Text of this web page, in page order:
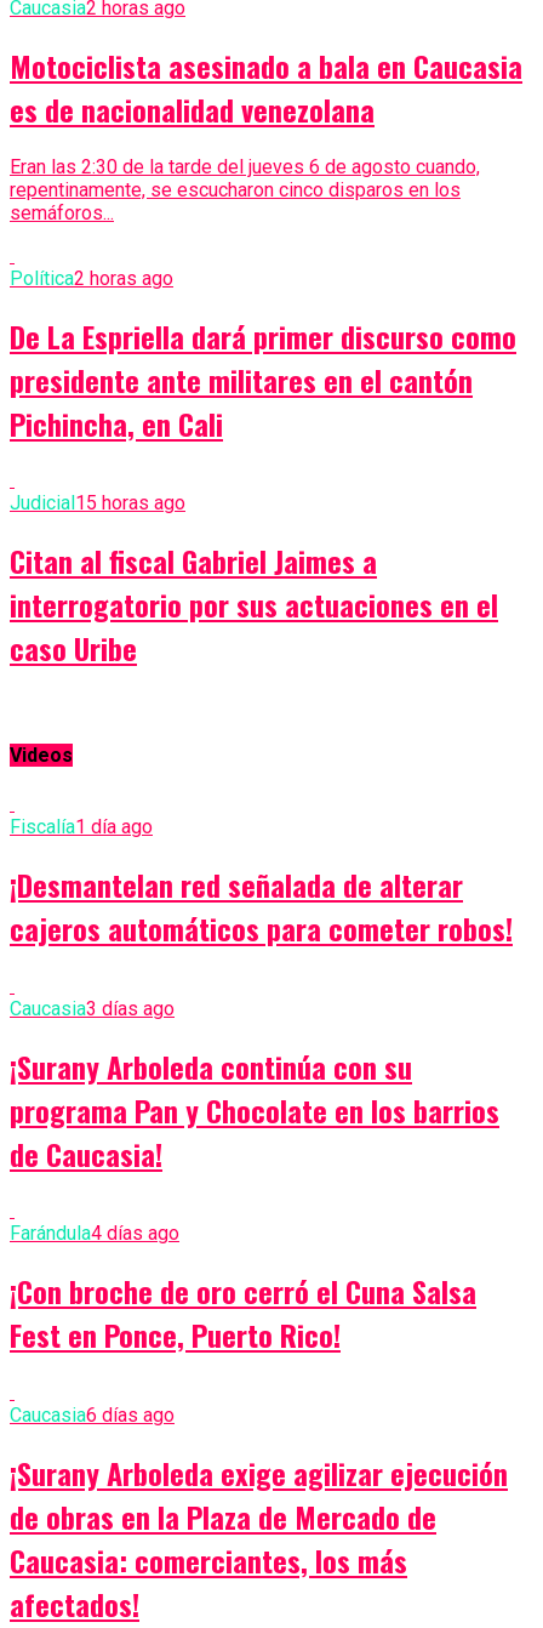
Caucasia2 horas ago
Motociclista asesinado a bala en Caucasia
es de nacionalidad venezolana
Eran las 2:30 de la tarde del jueves 6 de agosto cuando,
repentinamente, se escucharon cinco disparos en los
semáforos...
Política2 horas ago
De La Espriella dará primer discurso como
presidente ante militares en el cantón
Pichincha, en Cali
Judicial 15 horas ago
Citan al fiscal Gabriel Jaimes a
interrogatorio por sus actuaciones en el
caso Uribe
Videos
Fiscalía1 día ago
¡Desmantelan red señalada de alterar
cajeros automáticos para cometer robos!
Caucasia3 días ago
¡Surany Arboleda continúa con su
programa Pan y Chocolate en los barrios
de Caucasia!
Farándula4 días ago
¡Con broche de oro cerró el Cuna Salsa
Fest en Ponce, Puerto Rico!
Caucasia6 días ago
¡Surany Arboleda exige agilizar ejecución
de obras en la Plaza de Mercado de
Caucasia: comerciantes, los más
afectados!